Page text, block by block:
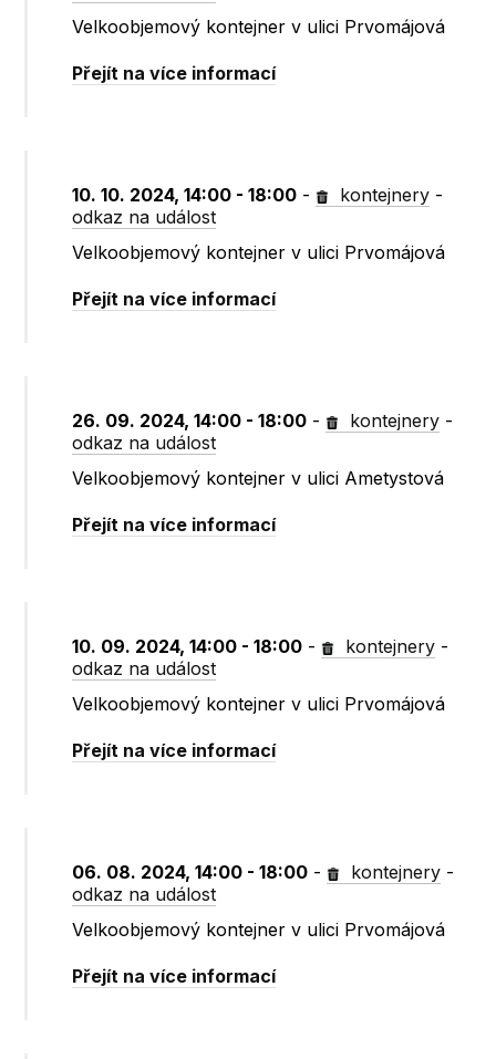
Velkoobjemový kontejner v ulici Prvomájová
Přejít na více informací
10. 10. 2024, 14:00 - 18:00 - kontejnery -
odkaz na událost
Velkoobjemový kontejner v ulici Prvomájová
Přejít na více informací
26. 09. 2024, 14:00 - 18:00 - kontejnery -
odkaz na událost
Velkoobjemový kontejner v ulici Ametystová
Přejít na více informací
10. 09. 2024, 14:00 - 18:00 - kontejnery -
odkaz na událost
Velkoobjemový kontejner v ulici Prvomájová
Přejít na více informací
06. 08. 2024, 14:00 - 18:00 - kontejnery -
odkaz na událost
Velkoobjemový kontejner v ulici Prvomájová
Přejít na více informací